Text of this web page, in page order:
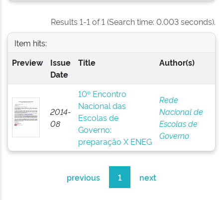
Results 1-1 of 1 (Search time: 0.003 seconds).
Item hits:
Preview
Issue
Date
Title Author(s)
2014-
08
10º Encontro
Nacional das
Escolas de
Governo:
preparação X ENEG
Rede
Nacional de
Escolas de
Governo
previous 1 next